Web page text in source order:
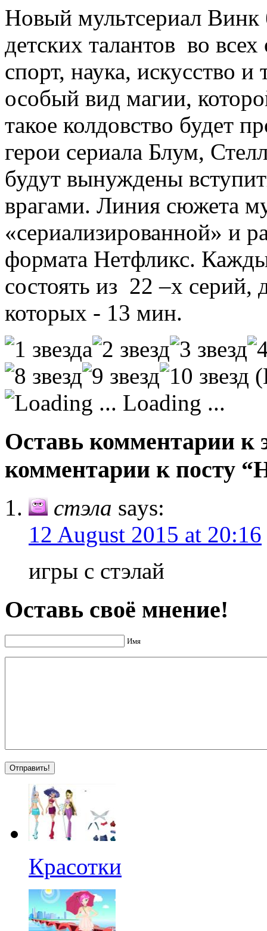
Новый мультсериал Винк
детских талантов во
спорт, наука, искусство
особый вид магии,
такое колдовство будет
герои сериала Блум,
будут вынуждены
врагами. Линия сюжета
«сериализированной» и
формата Нетфликс.
состоять из 22 –х серий,
которых - 13 мин.
Loading ...
Оставь комментарии к
комментарии к посту
стэла says:
12 August 2015 at 20:16
игры с стэлай
Оставь своё мнение!
Имя
Красотки